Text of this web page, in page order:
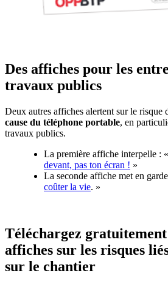
Des affiches pour les
travaux publics
Deux autres affiches alertent sur le risque
cause du téléphone portable, en
travaux publics.
La première affiche interpelle : «
devant, pas ton écran ! »
La seconde affiche met en
coûter la vie. »
Téléchargez
affiches sur les risques
sur le chantier